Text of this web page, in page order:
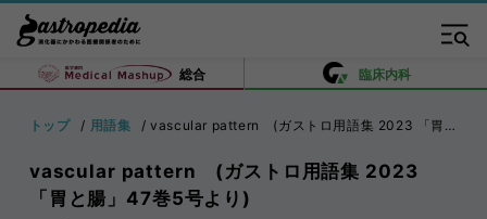
総合 臨床内科
トップ 用語集 vascular pattern (ガストロ用語集 2023 「胃と腸」47巻5号より)
vascular pattern (ガストロ用語集 2023
「胃と腸」47巻5号より)